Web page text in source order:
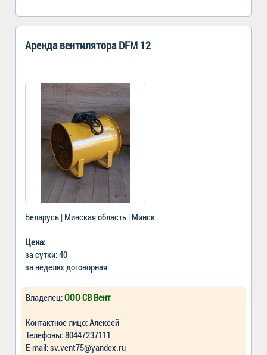
Аренда вентилятора DFM 12
Беларусь | Минская область | Минск
Цена:
за сутки: 40
за неделю: договорная
Владелец:ООО СВ Вент
Контактное лицо: Алексей
Телефоны: 80447237111
Е-mail: sv.vent75@yandex.ru